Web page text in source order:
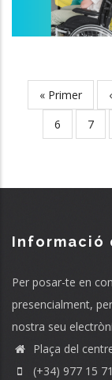
Pagination
First
page
« Primer
Page
6 Page
7
Informació
Per posar-te en
presencialment,
nostra seu
Plaça del
(+34) 977 15